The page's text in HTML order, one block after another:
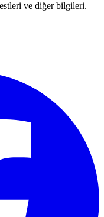
ve diğer bilgileri.